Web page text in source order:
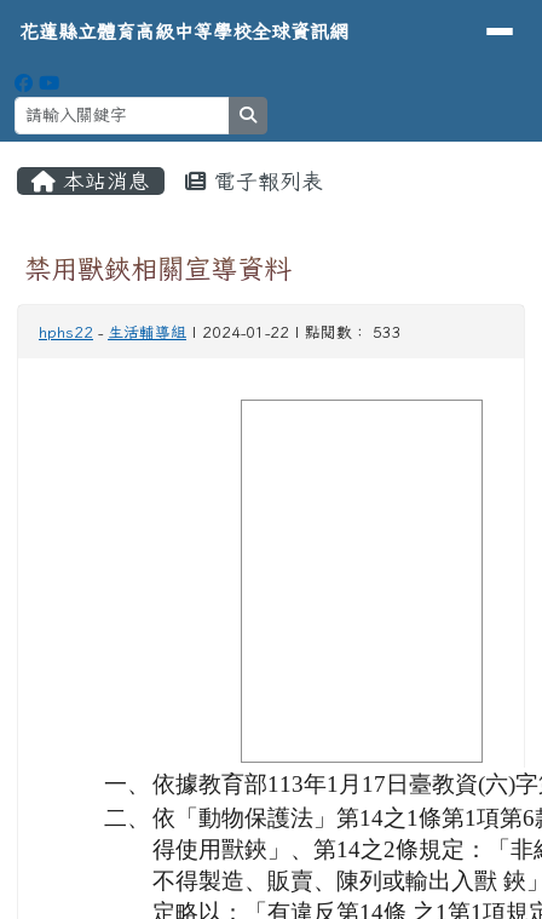
花蓮縣立體育高級中等學校全球資
導覽列
花蓮縣立體育高級中等學校全球資訊網
本站消息 電子報列表
禁用獸鋏相關宣導資料
hphs22 - 生活輔導組 | 2024-01-22 | 點閱數： 533
一、 依據教育部113年1月17日臺教資(六)
二、 依「動物保護法」第14之1條第1項第
得使用獸鋏」、第14之2條規定：「
不得製造、販賣、陳列或輸出入獸 鋏
定略以：「有違反第14條 之1第1項規